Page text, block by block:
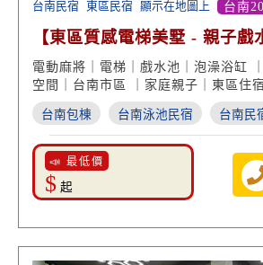
台南民宿 東區民宿 顯示在地圖上 台南
【東區質感電梯美墅 - 親子戲
將 台南包棟】
電動麻將｜電梯｜戲水池｜泡澡浴缸
空間｜台南市區 ｜家庭親子｜東區住
台南包棟 台南泳池民宿 台南民
📣 最低價
$ 起